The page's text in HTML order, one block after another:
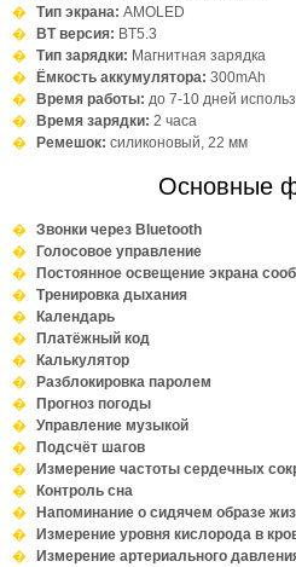
Тип экрана: AMOLED
BT версия: BT5.3
Тип зарядки: Магнитная зарядка
Ёмкость аккумулятора: 300mAh
Время работы: до 7-10 дней
Время зарядки: 2 часа
Ремешок: силиконовый, 22 мм
Основные
Звонки через Bluetooth
Голосовое управление
Постоянное освещение экрана
Тренировка дыхания
Календарь
Платёжный код
Калькулятор
Разблокировка паролем
Прогноз погоды
Управление музыкой
Подсчёт шагов
Измерение частоты сердечных
Контроль сна
Напоминание о сидячем образе
Измерение уровня кислорода в
Измерение артериального